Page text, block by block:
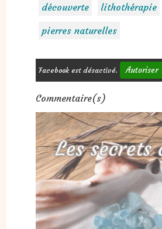
découverte
lithothérapie
pierres naturelles
Facebook est désactivé. Autoriser
Commentaire(s)